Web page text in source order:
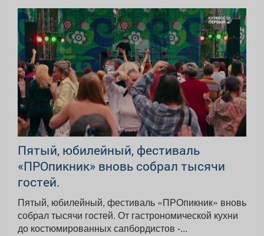
Пятый, юбилейный, фестиваль
«ПРОпикник» вновь собрал тысячи
гостей.
Пятый, юбилейный, фестиваль «ПРОпикник» вновь
собрал тысячи гостей. От гастрономической кухни
до костюмированных сапбордистов -...